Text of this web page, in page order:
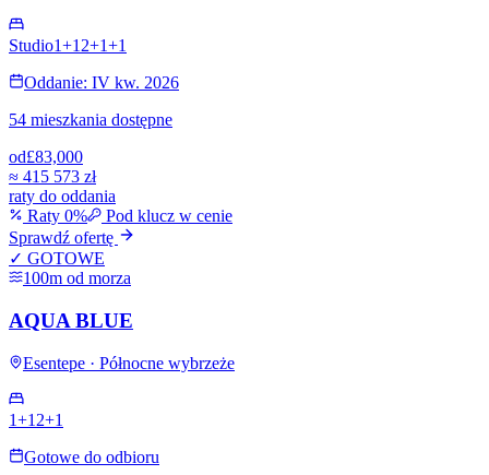
Studio1+12+1+1
Oddanie: IV kw. 2026
54 mieszkania dostępne
od£83,000
≈ 415 573 zł
raty do oddania
Raty 0%
Pod klucz w cenie
Sprawdź ofertę
✓ GOTOWE
100m od morza
AQUA BLUE
Esentepe · Północne wybrzeże
1+1 2+1
Gotowe do odbioru